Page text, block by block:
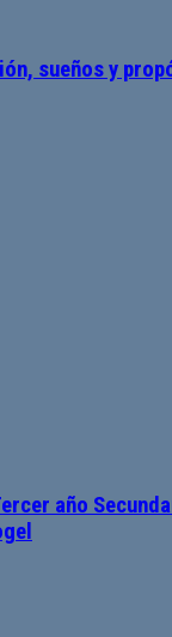
sueños y
año